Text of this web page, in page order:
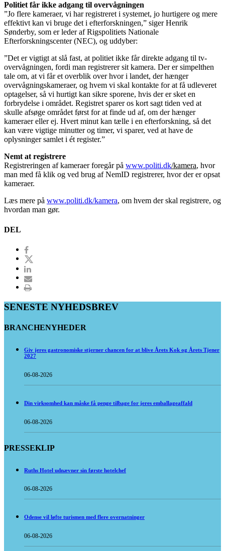
Politiet får ikke adgang til overvågningen
”Jo flere kameraer, vi har registreret i systemet, jo hurtigere og mere
effektivt kan vi bruge det i efterforskningen,” siger Henrik
Sønderby, som er leder af Rigspolitiets Nationale
Efterforskningscenter (NEC), og uddyber:
”Det er vigtigt at slå fast, at politiet ikke får direkte adgang til tv-
overvågningen, fordi man registrerer sit kamera. Der er simpelthen
tale om, at vi får et overblik over hvor i landet, der hænger
overvågningskameraer, og hvem vi skal kontakte for at få udleveret
optagelser, så vi hurtigt kan sikre sporene, hvis der er sket en
forbrydelse i området. Registret sparer os kort sagt tiden ved at
skulle afsøge området først for at finde ud af, om der hænger
kameraer eller ej. Hvert minut kan tælle i en efterforskning, så det
kan være vigtige minutter og timer, vi sparer, ved at have de
oplysninger samlet i ét register.”
Nemt at registrere
Registreringen af kameraer foregår på www.politi.dk/kamera, hvor
man med få klik og ved brug af NemID registrerer, hvor der er opsat
kameraer.
Læs mere på www.politi.dk/kamera, om hvem der skal registrere, og
hvordan man gør.
DEL
SENESTE NYHEDSBREV
BRANCHENYHEDER
Giv jeres gastronomiske stjerner chancen for at blive Årets Kok og Årets Tjener
2027
06-08-2026
Din virksomhed kan måske få penge tilbage for jeres emballageaffald
06-08-2026
PRESSEKLIP
Ruths Hotel udnævner sin første hotelchef
06-08-2026
Odense vil løfte turismen med flere overnatninger
06-08-2026